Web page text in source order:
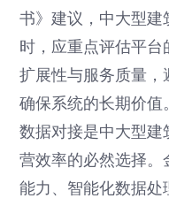
书》建议，中大型建
时，应重点评估平台
扩展性与服务质量，
确保系统的长期价值
数据对接是中大型建
营效率的必然选择
能力、智能化数据处